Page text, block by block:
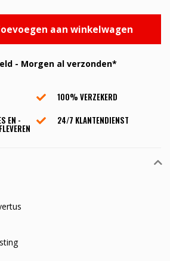
aan winkelwagen
- Morgen al verzonden*
100% VERZEKERD
EN -
24/7 KLANTENDIENST